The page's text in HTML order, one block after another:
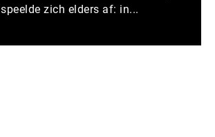
speelde zich elders af: in...